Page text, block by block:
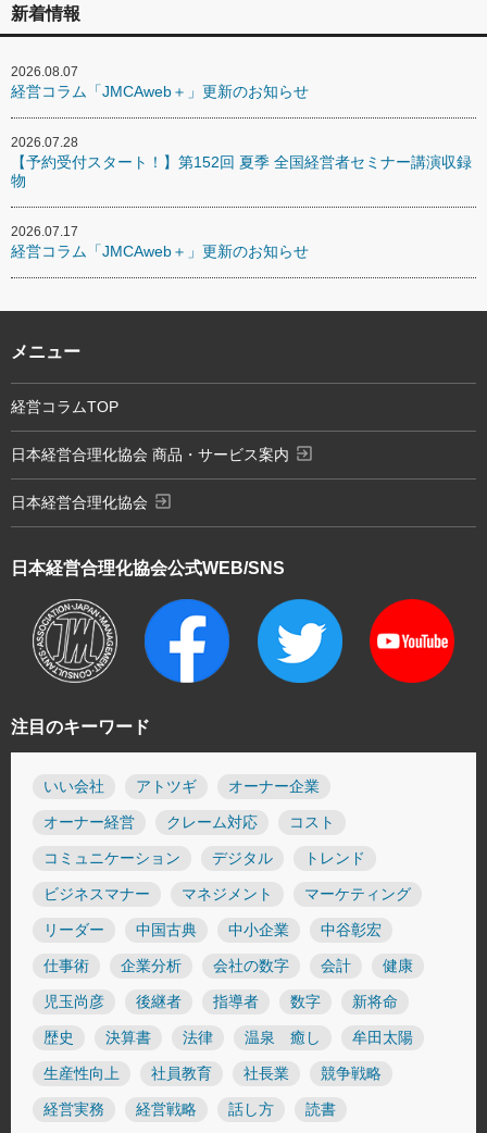
新着情報
2026.08.07
経営コラム「JMCAweb＋」更新のお知らせ
2026.07.28
【予約受付スタート！】第152回 夏季 全国経営者セミナー講演収録
物
2026.07.17
経営コラム「JMCAweb＋」更新のお知らせ
注目のキーワード
いい会社 アトツギ オーナー企業
オーナー経営 クレーム対応 コスト
コミュニケーション デジタル トレンド
ビジネスマナー マネジメント マーケティング
リーダー 中国古典 中小企業 中谷彰宏
仕事術 企業分析 会社の数字 会計 健康
児玉尚彦 後継者 指導者 数字 新将命
歴史 決算書 法律 温泉 癒し 牟田太陽
生産性向上 社員教育 社長業 競争戦略
経営実務 経営戦略 話し方 読書
日本経営合理化協会公式WEB/SNS
メニュー
経営コラムTOP
日本経営合理化協会 商品・サービス案内 exit_to_app
日本経営合理化協会 exit_to_app